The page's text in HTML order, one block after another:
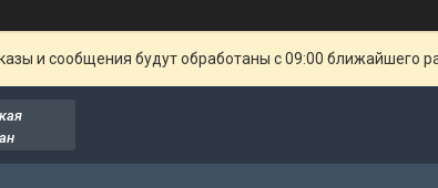
и сообщения будут обработаны с 09:00 ближайшего